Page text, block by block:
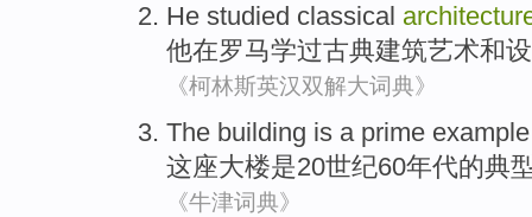
He studied classical
他在罗马学过古典建筑艺术和
《柯林斯英汉双解大词典》
The building is a prime example
这座大楼是20世纪60年代的典
《牛津词典》